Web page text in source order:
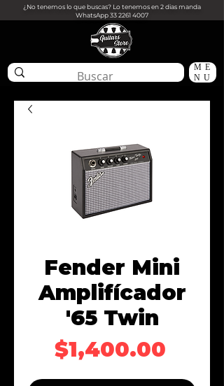
¿No tenemos lo que buscas? Lo tenemos en 2 dias manda
WhatsApp33 2261 4007
ME
NU
Fender Mini
Amplifícador
'65 Twin
$1,400.00